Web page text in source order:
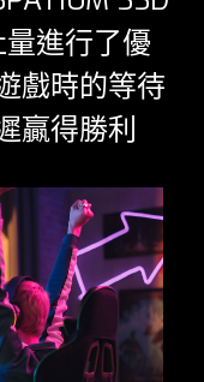
進行了優
戲時的等待
贏得勝利